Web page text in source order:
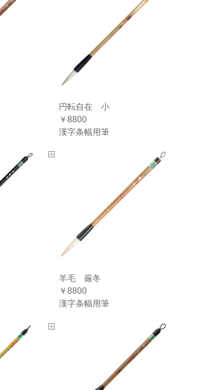
円転自在 小
￥8800
漢字条幅用筆
羊毛 厳冬
￥8800
漢字条幅用筆